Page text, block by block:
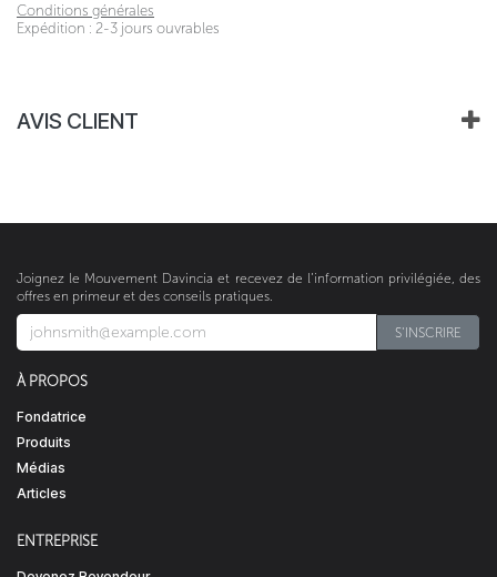
Conditions générales
Expédition : 2-3 jours ouvrables
AVIS CLIENT
Joignez le Mouvement Davincia et recevez de l’information privilégiée, des
offres en primeur et des conseils pratiques.
S'INSCRIRE​​​​
À PROPOS
Fondatrice
Produits
Médias
Articles
ENTREPRISE